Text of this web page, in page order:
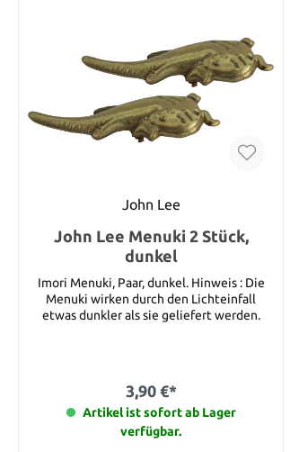
John Lee
John Lee Menuki 2 Stück,
dunkel
Imori Menuki, Paar, dunkel. Hinweis : Die
Menuki wirken durch den Lichteinfall
etwas dunkler als sie geliefert werden.
3,90 €*
Artikel ist sofort ab Lager
verfügbar.